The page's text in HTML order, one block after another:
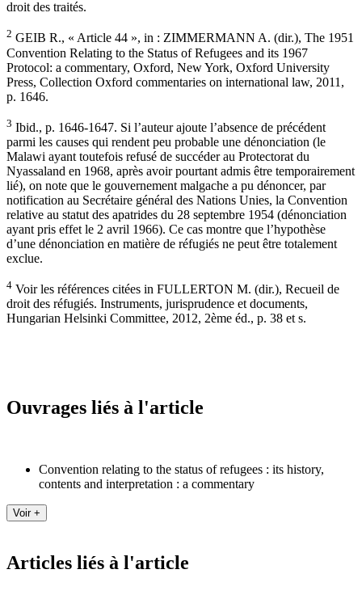
droit des traités.
2 GEIB R., « Article 44 », in : ZIMMERMANN A. (dir.), The 1951
Convention Relating to the Status of Refugees and its 1967
Protocol: a commentary, Oxford, New York, Oxford University
Press, Collection Oxford commentaries on international law, 2011,
p. 1646.
3 Ibid., p. 1646-1647. Si l’auteur ajoute l’absence de précédent
parmi les causes qui rendent peu probable une dénonciation (le
Malawi ayant toutefois refusé de succéder au Protectorat du
Nyassaland en 1968, après avoir pourtant admis être temporairement
lié), on note que le gouvernement malgache a pu dénoncer, par
notification au Secrétaire général des Nations Unies, la Convention
relative au statut des apatrides du 28 septembre 1954 (dénonciation
ayant pris effet le 2 avril 1966). Ce cas montre que l’hypothèse
d’une dénonciation en matière de réfugiés ne peut être totalement
exclue.
4 Voir les références citées in FULLERTON M. (dir.), Recueil de
droit des réfugiés. Instruments, jurisprudence et documents,
Hungarian Helsinki Committee, 2012, 2ème éd., p. 38 et s.
Ouvrages liés à l'article
Convention relating to the status of refugees : its history,
contents and interpretation : a commentary
Articles liés à l'article